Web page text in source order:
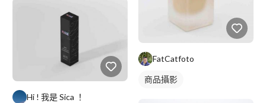
Hi ! 我是 Sica ！
FatCatfoto
商品攝影